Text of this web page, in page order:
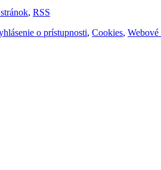
, RSS
o prístupnosti, Cookies, Webové